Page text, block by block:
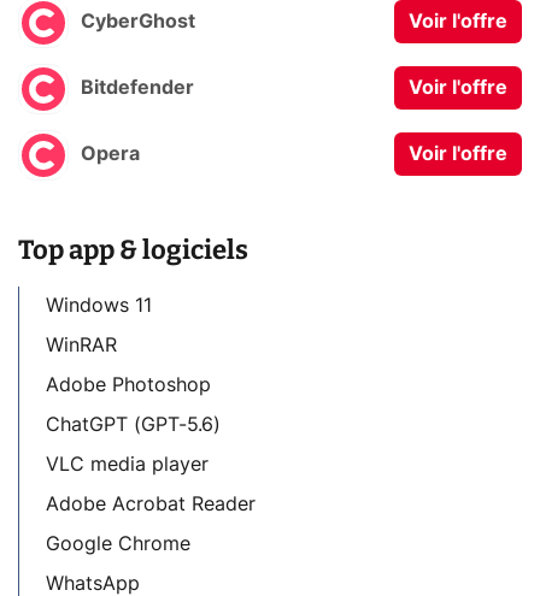
CyberGhost Voir l'offre
Bitdefender Voir l'offre
Opera Voir l'offre
Top app & logiciels
Windows 11
WinRAR
Adobe Photoshop
ChatGPT (GPT-5.6)
VLC media player
Adobe Acrobat Reader
Google Chrome
WhatsApp